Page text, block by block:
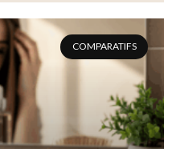
COMPARATIFS